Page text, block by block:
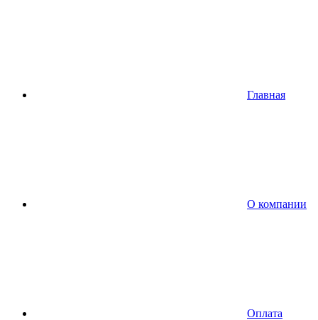
Главная
О компании
Оплата